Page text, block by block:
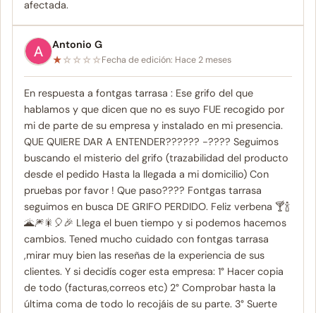
afectada.
Antonio G
★☆☆☆☆Fecha de edición: Hace 2 meses
En respuesta a fontgas tarrasa : Ese grifo del que
hablamos y que dicen que no es suyo FUE recogido por
mi de parte de su empresa y instalado en mi presencia.
QUE QUIERE DAR A ENTENDER?????? -???? Seguimos
buscando el misterio del grifo (trazabilidad del producto
desde el pedido Hasta la llegada a mi domicilio) Con
pruebas por favor ! Que paso???? Fontgas tarrasa
seguimos en busca DE GRIFO PERDIDO. Feliz verbena 🍸🍾
🌋🎆🎇🎈🎉 Llega el buen tiempo y si podemos hacemos
cambios. Tened mucho cuidado con fontgas tarrasa
,mirar muy bien las reseñas de la experiencia de sus
clientes. Y si decidís coger esta empresa: 1° Hacer copia
de todo (facturas,correos etc) 2° Comprobar hasta la
última coma de todo lo recojáis de su parte. 3° Suerte